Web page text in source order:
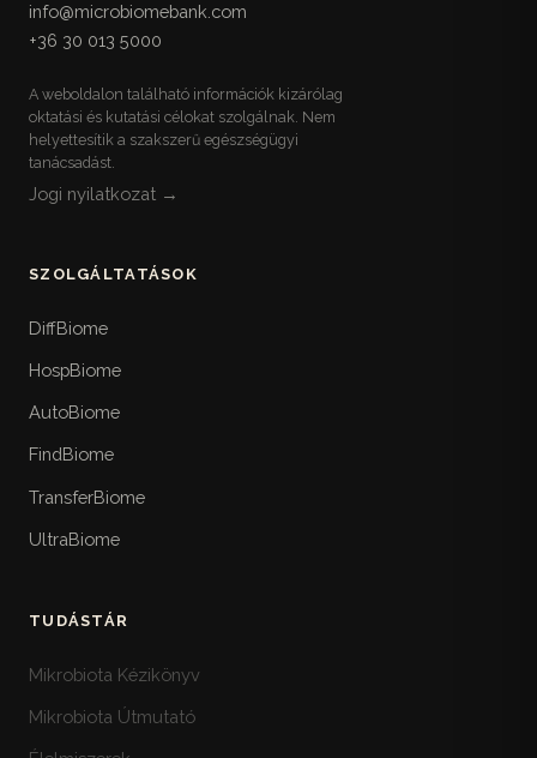
info@microbiomebank.com
+36 30 013 5000
A weboldalon található információk kizárólag
oktatási és kutatási célokat szolgálnak. Nem
helyettesítik a szakszerű egészségügyi
tanácsadást.
Jogi nyilatkozat →
SZOLGÁLTATÁSOK
DiffBiome
HospBiome
AutoBiome
FindBiome
TransferBiome
UltraBiome
TUDÁSTÁR
Mikrobiota Kézikönyv
Mikrobiota Útmutató